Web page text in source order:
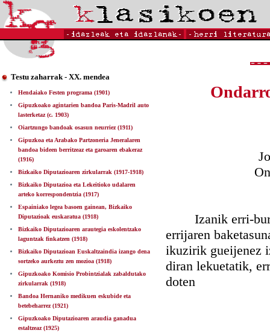
Testu zaharrak - XX. mendea
Hendaiako Festen programa (1901)
Gipuzkoako agintarien bandoa Paris-Madril auto
lasterketaz (c. 1903)
Oiartzungo bandoak osasun neurriez (1911)
Gipuzkoa eta Arabako Partzoneria Jeneralaren
bandoa bideen berritzeaz eta garoaren ebakeraz
(1916)
Bizkaiko Diputazioaren zirkularrak (1917-1918)
Bizkaiko Diputazioa eta Lekeitioko udalaren
arteko korrespondentzia (1917)
Espainiako legea basoen gainean, Bizkaiko
Diputazioak euskaratua (1918)
Bizkaiko Diputazioaren arautegia eskolentzako
laguntzak finkatzen (1918)
Bizkaiko Diputazioan Euskaltzaindia izango dena
sortzeko aurkeztu zen mozioa (1918)
Gipuzkoako Komisio Probintzialak zabaldutako
zirkularrak (1918)
Bandoa Hernaniko medikuen eskubide eta
betebeharrez (1921)
Gipuzkoako Diputazioaren araudia ganadua
estaltzeaz (1925)
Izanik erri-buru
errijaren
ikuzirik gueijenez
diran lekuetatik,
doten